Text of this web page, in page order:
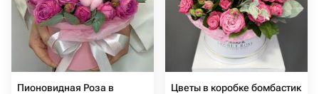
Пионовидная Роза в
Цветы в коробке бомбастик